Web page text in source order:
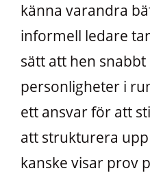
känna varandra
informell ledare
sätt att hen snabbt
personligheter i
ett ansvar för att
att strukturera
kanske visar prov